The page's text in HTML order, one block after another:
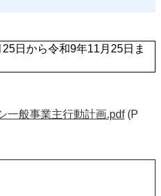
日から令和9年11月25日ま
一般事業主行動計画.pdf (P